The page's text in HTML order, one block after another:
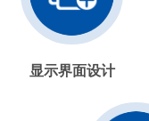
显示界面设计